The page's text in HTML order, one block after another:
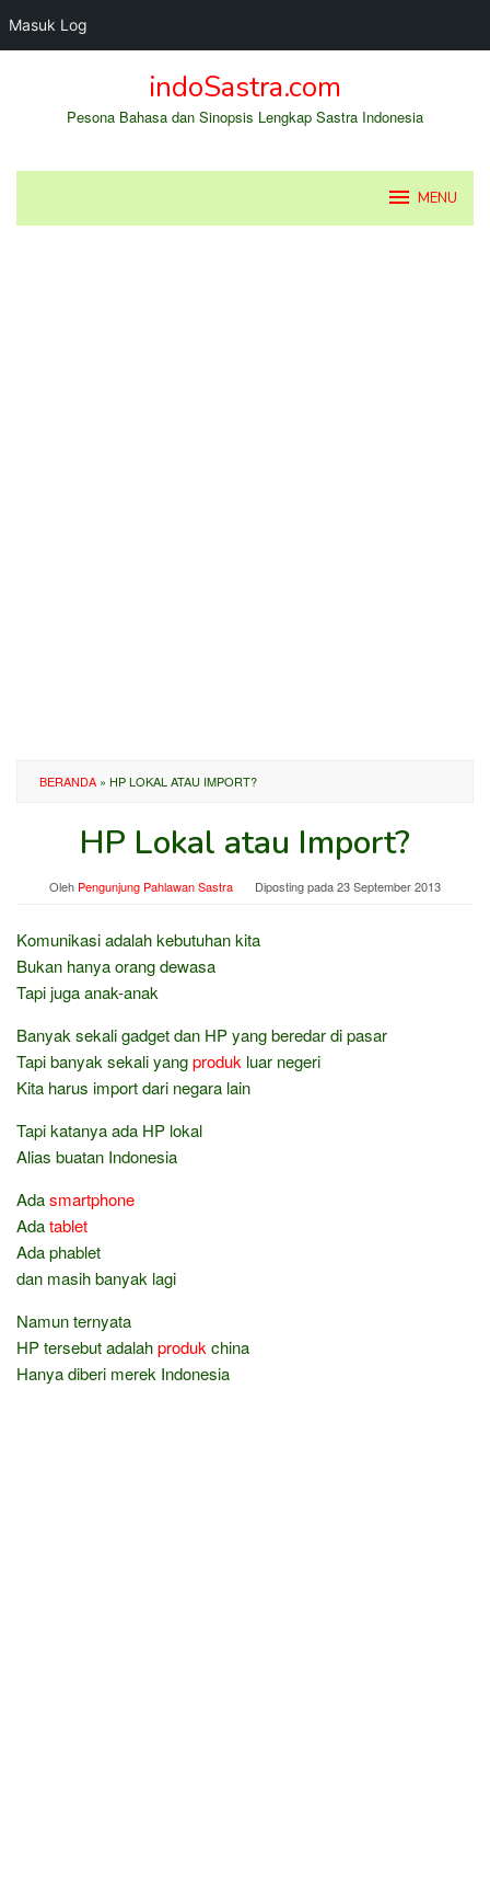
Masuk Log
indoSastra.com
Pesona Bahasa dan Sinopsis Lengkap Sastra Indonesia
MENU
BERANDA » HP LOKAL ATAU IMPORT?
HP Lokal atau Import?
Oleh Pengunjung Pahlawan Sastra Diposting pada23 September 2013
Komunikasi adalah kebutuhan kita
Bukan hanya orang dewasa
Tapi juga anak-anak
Banyak sekali gadget dan HP yang beredar di pasar
Tapi banyak sekali yangproduk luar negeri
Kita harus import dari negara lain
Tapi katanya ada HP lokal
Alias buatan Indonesia
Adasmartphone
Adatablet
Ada phablet
dan masih banyak lagi
Namun ternyata
HP tersebut adalahproduk china
Hanya diberi merek Indonesia